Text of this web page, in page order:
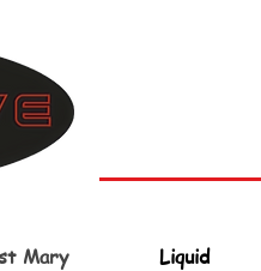
Mary Liquid